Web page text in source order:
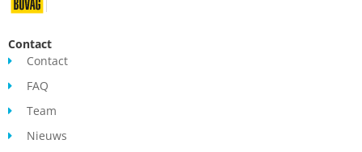
Contact
Contact
FAQ
Team
Nieuws